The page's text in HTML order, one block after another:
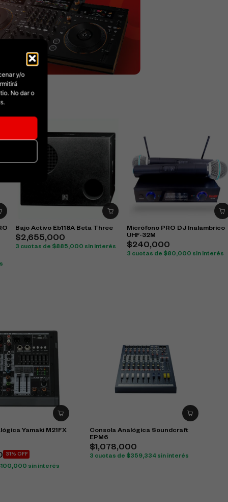
y/o
No dar o
Bajo Activo Eb118A Beta Three
$2,655,000
3 cuotas de $885,000 sin interés
Micrófono PRO DJ Inalambrico
UHF-32M
$240,000
3 cuotas de $80,000 sin interés
Yamaki M21FX
31% OFF
100,000 sin interés
Consola Analógica Soundcraft
EPM6
$1,078,000
3 cuotas de $359,334sin interés